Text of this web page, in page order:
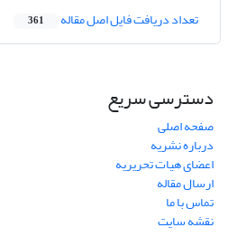
تعداد دریافت فایل اصل مقاله 361
دسترسی سریع
صفحه اصلی
درباره نشریه
اعضای هیات تحریریه
ارسال مقاله
تماس با ما
نقشه سایت